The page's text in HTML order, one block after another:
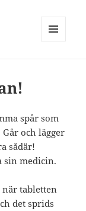
spår som
och lägger
sådär!
sin medicin.
tabletten
det sprids